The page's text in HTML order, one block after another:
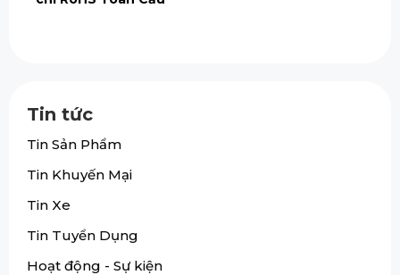
Tin tức
Tin Sản Phẩm
Tin Khuyến Mại
Tin Xe
Tin Tuyển Dụng
Hoạt động - Sự kiện